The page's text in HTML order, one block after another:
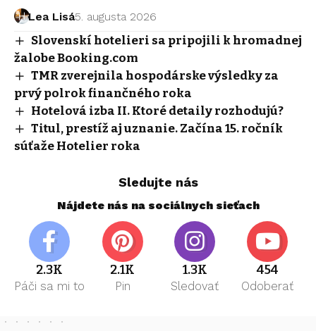
Lea Lisá5. augusta 2026
Slovenskí hotelieri sa pripojili k hromadnej
žalobe Booking.com
TMR zverejnila hospodárske výsledky za
prvý polrok finančného roka
Hotelová izba II. Ktoré detaily rozhodujú?
Titul, prestíž aj uznanie. Začína 15. ročník
súťaže Hotelier roka
Sledujte nás
Nájdete nás na sociálnych sieťach
2.3K
Páči sa mi to
2.1K
Pin
1.3K
Sledovať
454
Odoberať